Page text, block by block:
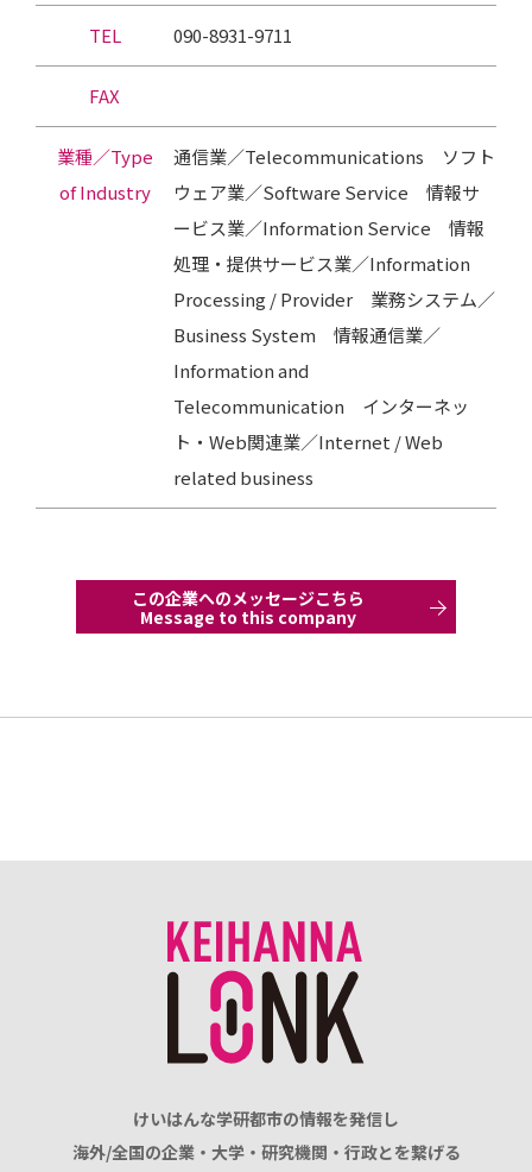
TEL 090-8931-9711
FAX
業種／Type
of Industry
通信業／Telecommunications ソフト
ウェア業／Software Service 情報サ
ービス業／Information Service 情報
処理・提供サービス業／Information
Processing / Provider 業務システム／
Business System 情報通信業／
Information and
Telecommunication インターネッ
ト・Web関連業／Internet / Web
related business
この企業へのメッセージこちら
Message to this company
けいはんな学研都市の情報を発信し
海外/全国の企業・大学・研究機関・行政とを繋げる